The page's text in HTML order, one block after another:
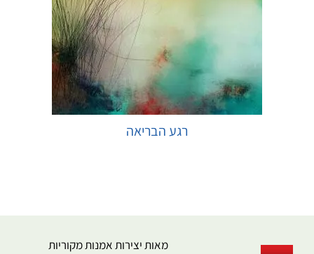
רגע הבריאה
מאות יצירות אמנות מקוריות